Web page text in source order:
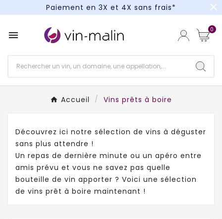
Un kit cocktail à gagner : tentez votre chance !
Paiement en 3X et 4X sans frais*
close
 0
Accueil Vins prêts à boire
Découvrez ici notre sélection de vins à déguster
sans plus attendre !
Un repas de dernière minute ou un apéro entre
amis prévu et vous ne savez pas quelle
bouteille de vin apporter ? Voici une sélection
de vins prêt à boire maintenant !